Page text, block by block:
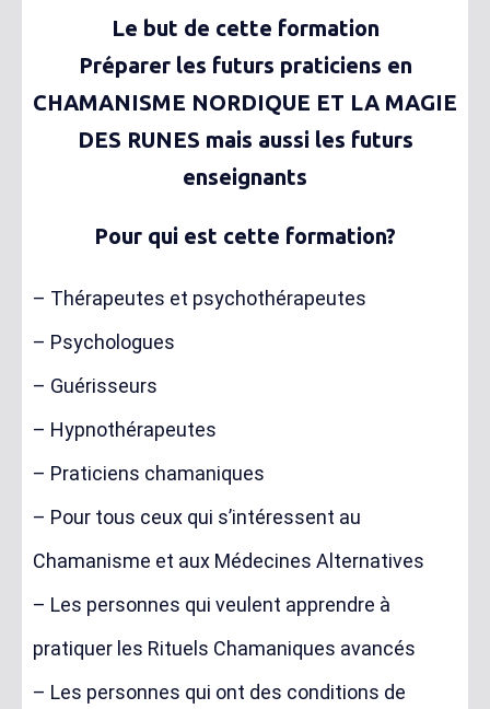
Le but de cette formation
Préparer les futurs praticiens en
CHAMANISME NORDIQUE ET LA MAGIE
DES RUNES mais aussi les futurs
enseignants
Pour qui est cette formation?
– Thérapeutes et psychothérapeutes
– Psychologues
– Guérisseurs
– Hypnothérapeutes
– Praticiens chamaniques
– Pour tous ceux qui s’intéressent au
Chamanisme et aux Médecines Alternatives
– Les personnes qui veulent apprendre à
pratiquer les Rituels Chamaniques avancés
– Les personnes qui ont des conditions de